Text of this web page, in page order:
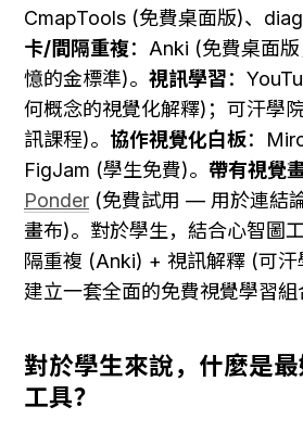
CmapTools (免費桌面版)、
卡/間隔重複：Anki (免費桌面
憶的金標準)。 視訊學習：
何概念的視覺化解釋)；可汗學
訊課程)。 協作視覺化白板：
FigJam (學生免費)。 帶有視覺
Ponder (免費試用 — 用於連結
畫布)。對於學生，結合心智圖
隔重複 (Anki) + 視訊解釋 (可
建立一套全面的免費視覺學習組
對於學生來說，什麼是
工具？